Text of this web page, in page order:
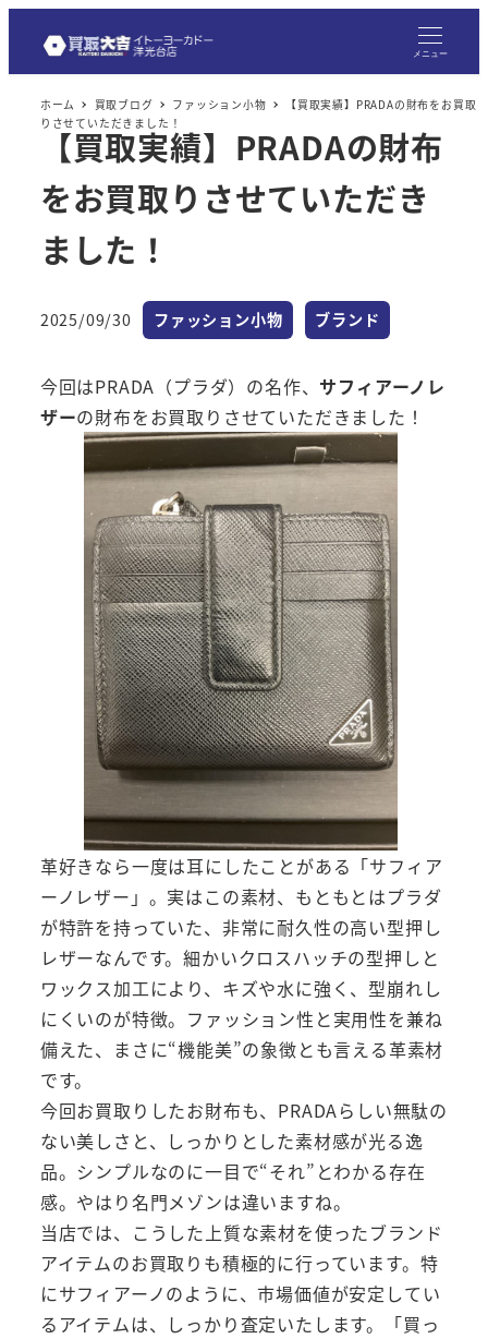
メニュー
ホーム 買取ブログ ファッション小物
【買取実績】PRADAの財布をお買取
りさせていただきました！
【買取実績】PRADAの財布
をお買取りさせていただき
ました！
投稿日
2025/09/30 カテゴリー
ファッション小物 カテゴリー
ブランド
今回はPRADA（プラダ）の名作、 サフィアーノレ
ザーの財布をお買取りさせていただきました！
革好きなら一度は耳にしたことがある「サフィア
ーノレザー」。実はこの素材、もともとはプラダ
が特許を持っていた、非常に耐久性の高い型押し
レザーなんです。細かいクロスハッチの型押しと
ワックス加工により、キズや水に強く、型崩れし
にくいのが特徴。ファッション性と実用性を兼ね
備えた、まさに“機能美”の象徴とも言える革素材
です。
今回お買取りしたお財布も、PRADAらしい無駄の
ない美しさと、しっかりとした素材感が光る逸
品。シンプルなのに一目で“それ”とわかる存在
感。やはり名門メゾンは違いますね。
当店では、こうした上質な素材を使ったブランド
アイテムのお買取りも積極的に行っています。特
にサフィアーノのように、市場価値が安定してい
るアイテムは、しっかり査定いたします。「買っ